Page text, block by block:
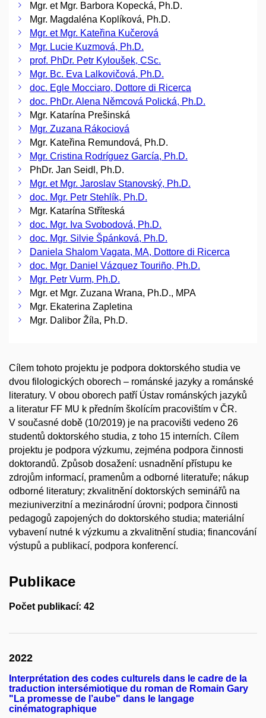
Mgr. et Mgr. Barbora Kopecká, Ph.D.
Mgr. Magdaléna Koplíková, Ph.D.
Mgr. et Mgr. Kateřina Kučerová
Mgr. Lucie Kuzmová, Ph.D.
prof. PhDr. Petr Kyloušek, CSc.
Mgr. Bc. Eva Lalkovičová, Ph.D.
doc. Egle Mocciaro, Dottore di Ricerca
doc. PhDr. Alena Němcová Polická, Ph.D.
Mgr. Katarína Prešinská
Mgr. Zuzana Rákociová
Mgr. Kateřina Remundová, Ph.D.
Mgr. Cristina Rodríguez García, Ph.D.
PhDr. Jan Seidl, Ph.D.
Mgr. et Mgr. Jaroslav Stanovský, Ph.D.
doc. Mgr. Petr Stehlík, Ph.D.
Mgr. Katarína Stříteská
doc. Mgr. Iva Svobodová, Ph.D.
doc. Mgr. Silvie Špánková, Ph.D.
Daniela Shalom Vagata, MA, Dottore di Ricerca
doc. Mgr. Daniel Vázquez Touriño, Ph.D.
Mgr. Petr Vurm, Ph.D.
Mgr. et Mgr. Zuzana Wrana, Ph.D., MPA
Mgr. Ekaterina Zapletina
Mgr. Dalibor Žíla, Ph.D.
Cílem tohoto projektu je podpora doktorského studia ve
dvou filologických oborech – románské jazyky a románské
literatury. V obou oborech patří Ústav románských jazyků
a literatur FF MU k předním školícím pracovištím v ČR.
V současné době (10/2019) je na pracovišti vedeno 26
studentů doktorského studia, z toho 15 interních. Cílem
projektu je podpora výzkumu, zejména podpora činnosti
doktorandů. Způsob dosažení: usnadnění přístupu ke
zdrojům informací, pramenům a odborné literatuře; nákup
odborné literatury; zkvalitnění doktorských seminářů na
meziuniverzitní a mezinárodní úrovni; podpora činnosti
pedagogů zapojených do doktorského studia; materiální
vybavení nutné k výzkumu a zkvalitnění studia; financování
výstupů a publikací, podpora konferencí.
Publikace
Počet publikací: 42
2022
Interprétation des codes culturels dans le cadre de la
traduction intersémiotique du roman de Romain Gary
"La promesse de l’aube" dans le langage
cinématographique